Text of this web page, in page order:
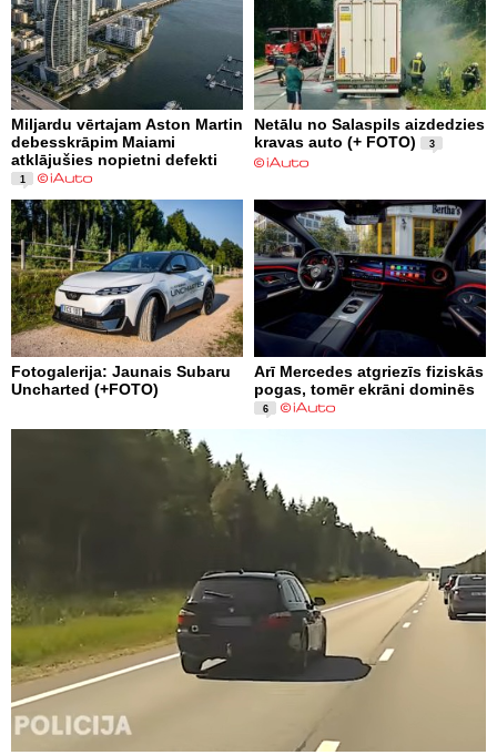
Miljardu vērtajam Aston Martin
debesskrāpim Maiami
atklājušies nopietni defekti
1
Netālu no Salaspils aizdedzies
kravas auto (+ FOTO)
3
Fotogalerija: Jaunais Subaru
Uncharted (+FOTO)
Arī Mercedes atgriezīs fiziskās
pogas, tomēr ekrāni dominēs
6